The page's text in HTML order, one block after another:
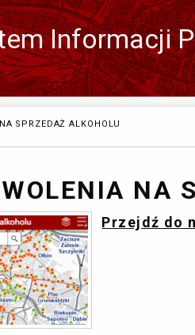
Informacji
SPRZEDAŻ ALKOHOLU
NA
Przejdź do